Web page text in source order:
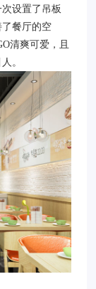
设置了吊板
餐厅的空
清爽可爱，且
。